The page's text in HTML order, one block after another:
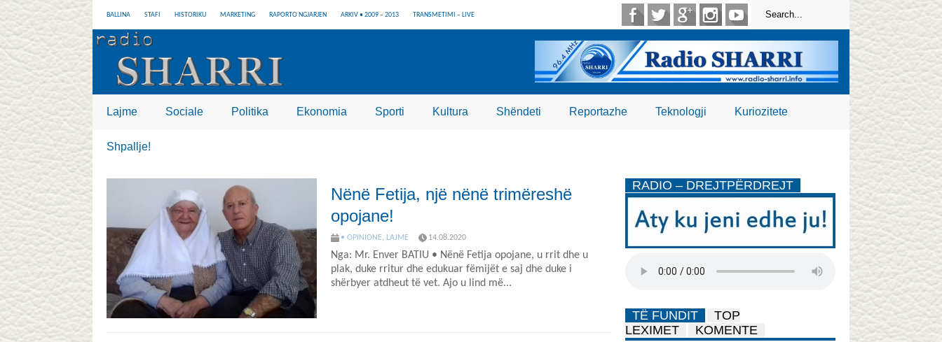
BALLINA STAFI HISTORIKU MARKETING RAPORTO NGJARJEN ARKIV • 2009 – 2013 TRANSMETIMI – LIVE
Lajme Sociale Politika Ekonomia Sporti Kultura Shëndeti Reportazhe Teknologji Kuriozitete
Shpallje!
Nënë Fetija, një nënë trimëreshë
opojane!
• OPINIONE, LAJME 14.08.2020
Nga: Mr. Enver BATIU • Nënë Fetija opojane, u rrit dhe u
plak, duke rritur dhe edukuar fëmijët e saj dhe duke i
shërbyer atdheut të vet. Ajo u lind më...
RADIO – DREJTPËRDREJT
TË FUNDIT
TOP
LEXIMET
KOMENTE